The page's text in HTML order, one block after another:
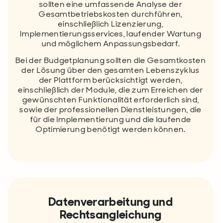
sollten eine umfassende Analyse der
Gesamtbetriebskosten durchführen,
einschließlich Lizenzierung,
Implementierungsservices, laufender Wartung
und möglichem Anpassungsbedarf.
Bei der Budgetplanung sollten die Gesamtkosten
der Lösung über den gesamten Lebenszyklus
der Plattform berücksichtigt werden,
einschließlich der Module, die zum Erreichen der
gewünschten Funktionalität erforderlich sind,
sowie der professionellen Dienstleistungen, die
für die Implementierung und die laufende
Optimierung benötigt werden können.
Datenverarbeitung und
Rechtsangleichung